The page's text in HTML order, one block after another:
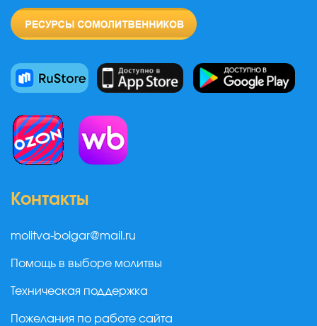
Контакты
molitva-bolgar@mail.ru
Помощь в выборе молитвы
Техническая поддержка
Пожелания по работе сайта